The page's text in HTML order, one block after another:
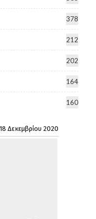
378
212
202
164
160